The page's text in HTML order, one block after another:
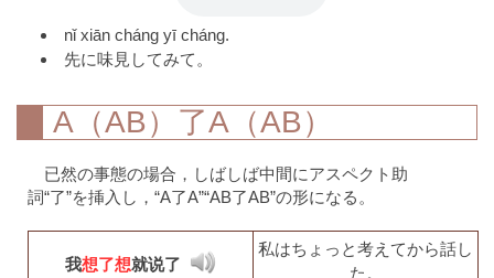
nǐ xiān cháng yī cháng.
先に味見してみて。
A（AB）了A（AB）
已然の事態の場合，しばしば中間にアスペクト助
詞“了”を挿入し，“A了A”“AB了AB”の形になる。
我想了想就说了
私はちょっと考えてから話し
た。